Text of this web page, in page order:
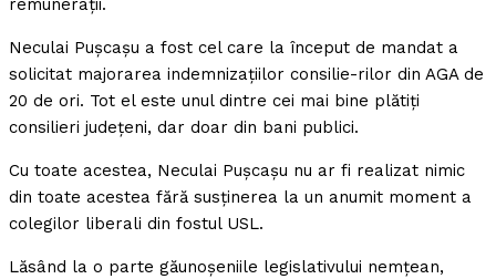
remuneraţii.
Neculai Puşcaşu a fost cel care la început de mandat a
solicitat majorarea indemnizaţiilor consilie-rilor din AGA de
20 de ori. Tot el este unul dintre cei mai bine plătiţi
consilieri judeţeni, dar doar din bani publici.
Cu toate acestea, Neculai Puşcaşu nu ar fi realizat nimic
din toate acestea fără susţinerea la un anumit moment a
colegilor liberali din fostul USL.
Lăsând la o parte găunoşeniile legislativului nemţean,